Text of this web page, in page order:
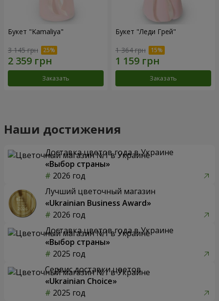
Букет "Kamaliya"
3 145 грн
Заказать
Букет "Леди Грей"
1 364 грн
Заказать
Наши достижения
Доставка цветов года в Украине
«Выбор страны»
2026 год
Лучший цветочный магазин
«Ukrainian Business Award»
2026 год
Доставка цветов года в Украине
«Выбор страны»
2025 год
Сервис доставки цветов
«Ukrainian Choice»
2025 год